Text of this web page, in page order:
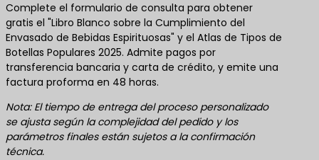
Complete el formulario de consulta para obtener
gratis el "Libro Blanco sobre la Cumplimiento del
Envasado de Bebidas Espirituosas" y el Atlas de Tipos de
Botellas Populares 2025. Admite pagos por
transferencia bancaria y carta de crédito, y emite una
factura proforma en 48 horas.
Nota: El tiempo de entrega del proceso personalizado
se ajusta según la complejidad del pedido y los
parámetros finales están sujetos a la confirmación
técnica.